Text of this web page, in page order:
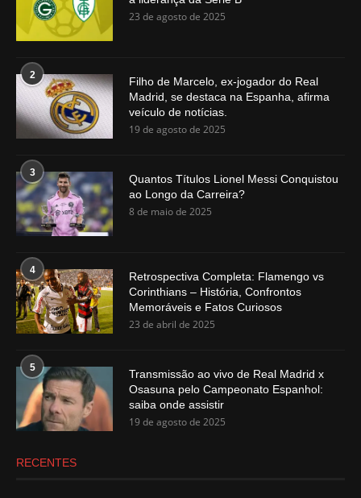
23 de agosto de 2025
2
Filho de Marcelo, ex-jogador do Real
Madrid, se destaca na Espanha, afirma
veículo de notícias.
19 de agosto de 2025
3
Quantos Títulos Lionel Messi Conquistou
ao Longo da Carreira?
8 de maio de 2025
4
Retrospectiva Completa: Flamengo vs
Corinthians – História, Confrontos
Memoráveis e Fatos Curiosos
23 de abril de 2025
5
Transmissão ao vivo de Real Madrid x
Osasuna pelo Campeonato Espanhol:
saiba onde assistir
19 de agosto de 2025
RECENTES